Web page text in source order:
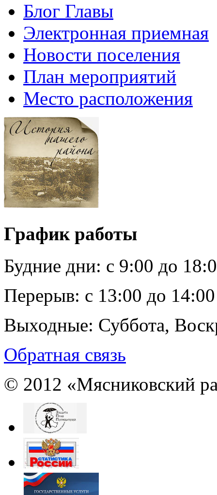
Блог Главы
Электронная приемная
Новости поселения
План мероприятий
Место расположения
График работы
Будние дни: c 9:00 до
Перерыв: с 13:00 до 14:00
Выходные: Суббота,
Обратная связь
© 2012 «Мясниковский